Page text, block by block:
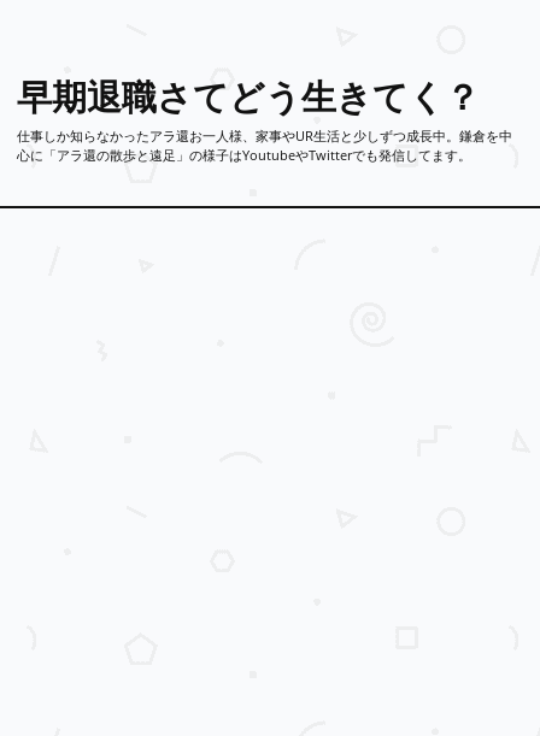
早期退職さてどう生きてく？
仕事しか知らなかったアラ還お一人様、家事やUR生活と少しずつ成長中。鎌倉を中
心に「アラ還の散歩と遠足」の様子はYoutubeやTwitterでも発信してます。